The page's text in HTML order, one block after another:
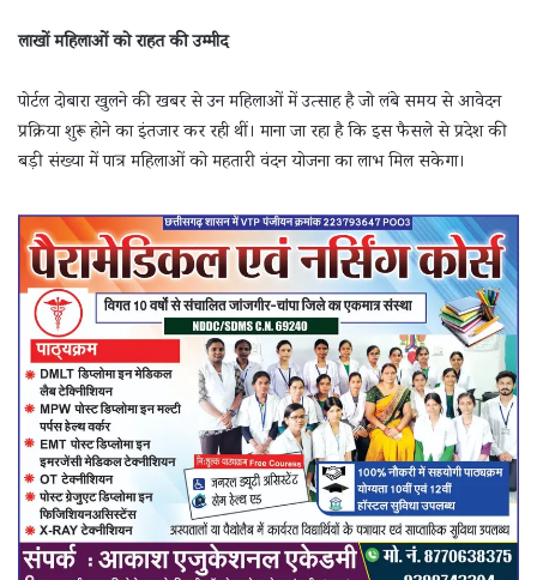
लाखों महिलाओं को राहत की उम्मीद
पोर्टल दोबारा खुलने की खबर से उन महिलाओं में उत्साह है जो लंबे समय से आवेदन
प्रक्रिया शुरू होने का इंतजार कर रही थीं। माना जा रहा है कि इस फैसले से प्रदेश की
बड़ी संख्या में पात्र महिलाओं को महतारी वंदन योजना का लाभ मिल सकेगा।